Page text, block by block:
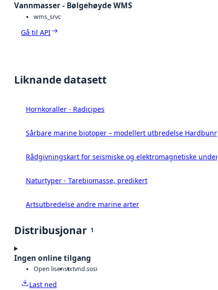
Vannmasser - Bølgehøyde WMS
wms_srvc
Gå til API
Liknande datasett
Hornkoraller - Radicipes
Sårbare marine biotoper – modellert utbredelse
Rådgivningskart for seismiske og elektromagnetiske
Naturtyper - Tarebiomasse, predikert
Artsutbredelse andre marine arter
Distribusjonar 1
Ingen online tilgang
Open lisenstxtvnd.sosi
Last ned